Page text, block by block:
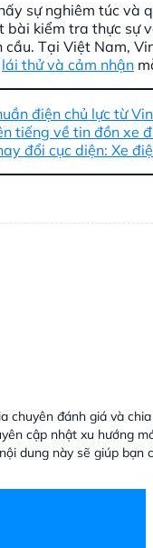
sự nghiêm túc
bài kiểm tra thực sự
Tại Việt Nam,
lái thử và cảm nhận
điện chủ lực từ
tiếng về tin đồn xe
đổi cục diện: Xe
chuyên đánh giá và
cập nhật xu hướng
dung này sẽ giúp